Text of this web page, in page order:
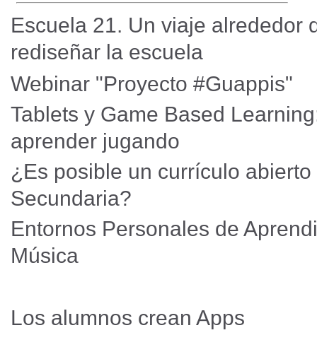
Escuela 21. Un viaje alrededor
rediseñar la escuela
Webinar "Proyecto #Guappis"
Tablets y Game Based
aprender jugando
¿Es posible un currículo
Secundaria?
Entornos Personales de
Música
Los alumnos crean Apps